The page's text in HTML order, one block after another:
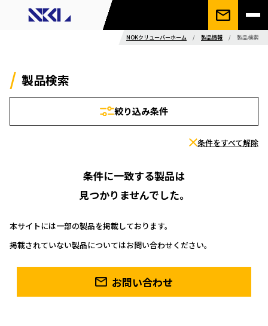
NOKクリューバーホーム / 製品情報 / 製品検索
製品検索
絞り込み条件
条件をすべて解除
条件に一致する製品は
見つかりませんでした。
本サイトには一部の製品を掲載しております。
掲載されていない製品についてはお問い合わせください。
お問い合わせ